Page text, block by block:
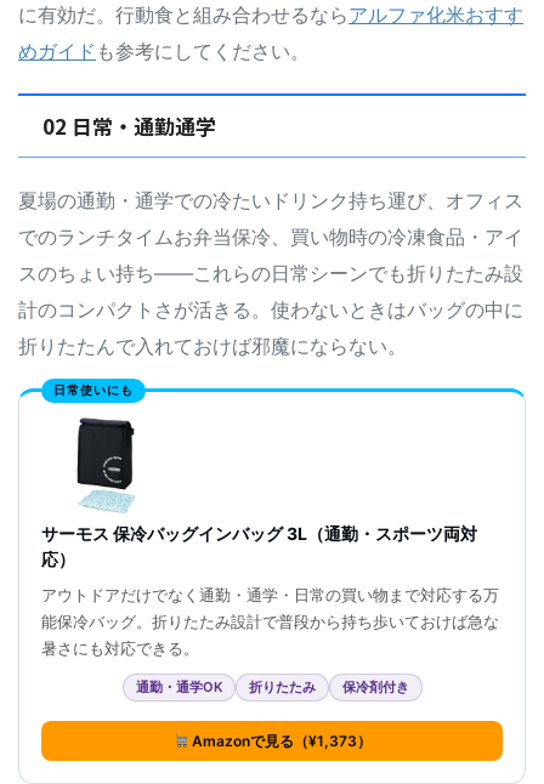
に有効だ。行動食と組み合わせるならアルファ化米おすす
めガイド も参考にしてください。
02 日常・通勤通学
夏場の通勤・通学での冷たいドリンク持ち運び、オフィス
でのランチタイムお弁当保冷、買い物時の冷凍食品・アイ
スのちょい持ち——これらの日常シーンでも折りたたみ設
計のコンパクトさが活きる。使わないときはバッグの中に
折りたたんで入れておけば邪魔にならない。
日常使いにも
サーモス 保冷バッグインバッグ 3L（通勤・スポーツ両対
応）
アウトドアだけでなく通勤・通学・日常の買い物まで対応する万
能保冷バッグ。折りたたみ設計で普段から持ち歩いておけば急な
暑さにも対応できる。
通勤・通学OK 折りたたみ 保冷剤付き
Amazonで見る（¥1,373）